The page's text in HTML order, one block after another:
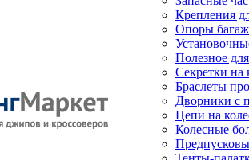
Крепления
Опоры
Полезное
Секретки на
Браслеты
Дворники с
Цепи на
Колесные